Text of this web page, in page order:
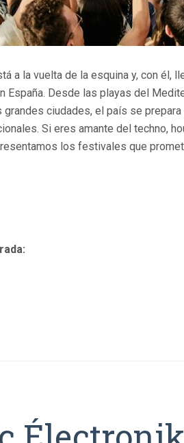
a la vuelta de la esquina y, con él,
España. Desde las playas del
ciudades, el país se
Si eres amante del techno,
los festivales que